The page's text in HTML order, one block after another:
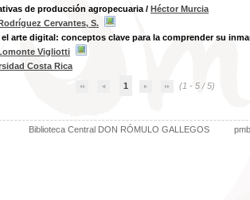
de producción agropecuaria / Héctor Murcia
Cervantes, S.
arte digital: conceptos clave para la comprender su
Vigliotti
Costa Rica
1 (1 - 5 / 5)
Biblioteca Central DON RÓMULO GALLEGOS pmb